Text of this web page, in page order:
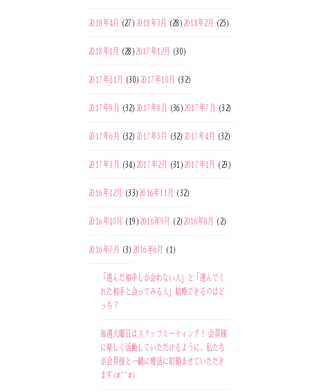
2018年4月 (27) 2018年3月 (28) 2018年2月 (25)
2018年1月 (28) 2017年12月 (30)
2017年11月 (30) 2017年10月 (32)
2017年9月 (32) 2017年8月 (36) 2017年7月 (32)
2017年6月 (32) 2017年5月 (32) 2017年4月 (32)
2017年3月 (34) 2017年2月 (31) 2017年1月 (29)
2016年12月 (33) 2016年11月 (32)
2016年10月 (19) 2016年9月 (2) 2016年8月 (2)
2016年7月 (3) 2016年6月 (1)
「選んだ相手しか会わない人」と「選んでく
れた相手と会ってみる人」結婚できるのはど
っち？
毎週火曜日はスタッフミーティング！ 会員様
に楽しく活動していただけるように、私たち
が会員様と一緒に婚活に取組ませていただき
ます(#^^#)